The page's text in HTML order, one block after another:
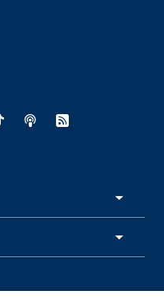
in nuova finestra
in nuova finestra
- Apertura in
esterno - Apertura in
- Sito esterno -
- Sito esterno -
Spreaker - Sito
Feed RSS -